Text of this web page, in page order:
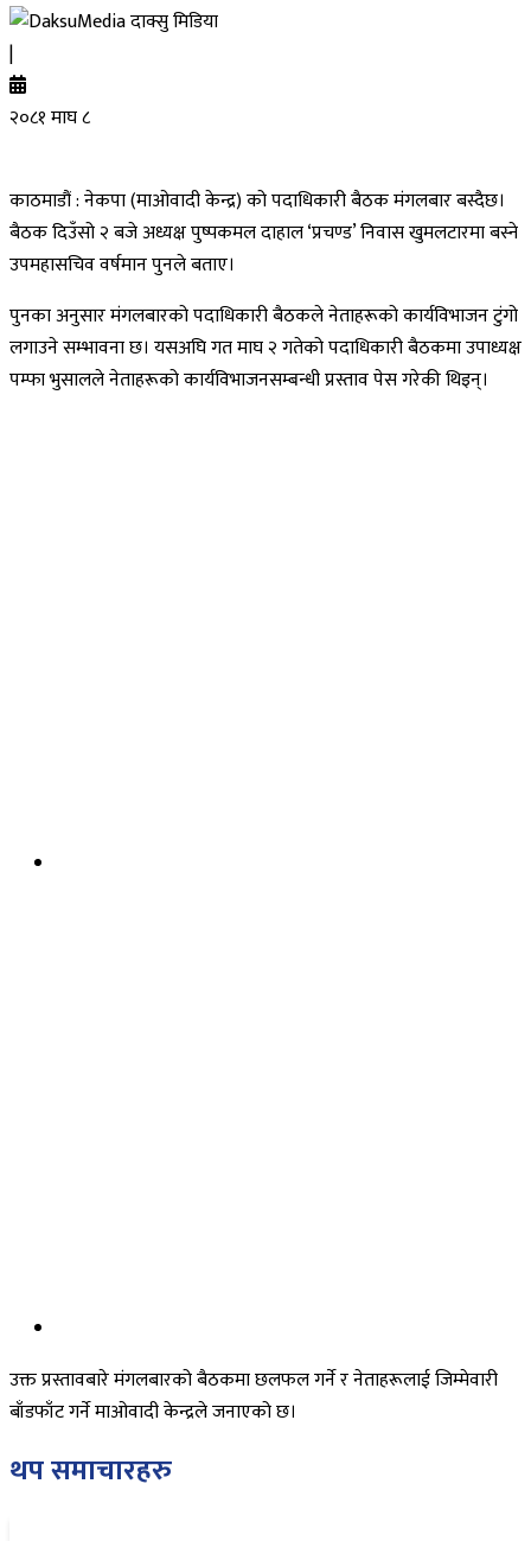
दाक्सु मिडिया
|
२०८१ माघ ८
काठमाडौं : नेकपा (माओवादी केन्द्र) को पदाधिकारी बैठक मंगलबार बस्दैछ।
बैठक दिउँसो २ बजे अध्यक्ष पुष्पकमल दाहाल ‘प्रचण्ड’ निवास खुमलटारमा बस्ने
उपमहासचिव वर्षमान पुनले बताए।
पुनका अनुसार मंगलबारको पदाधिकारी बैठकले नेताहरूको कार्यविभाजन टुंगो
लगाउने सम्भावना छ। यसअघि गत माघ २ गतेको पदाधिकारी बैठकमा उपाध्यक्ष
पम्फा भुसालले नेताहरूको कार्यविभाजनसम्बन्धी प्रस्ताव पेस गरेकी थिइन्।
उक्त प्रस्तावबारे मंगलबारको बैठकमा छलफल गर्ने र नेताहरूलाई जिम्मेवारी
बाँडफाँट गर्ने माओवादी केन्द्रले जनाएको छ।
थप समाचारहरु